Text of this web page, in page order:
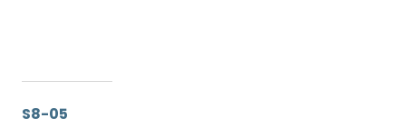
S8-05